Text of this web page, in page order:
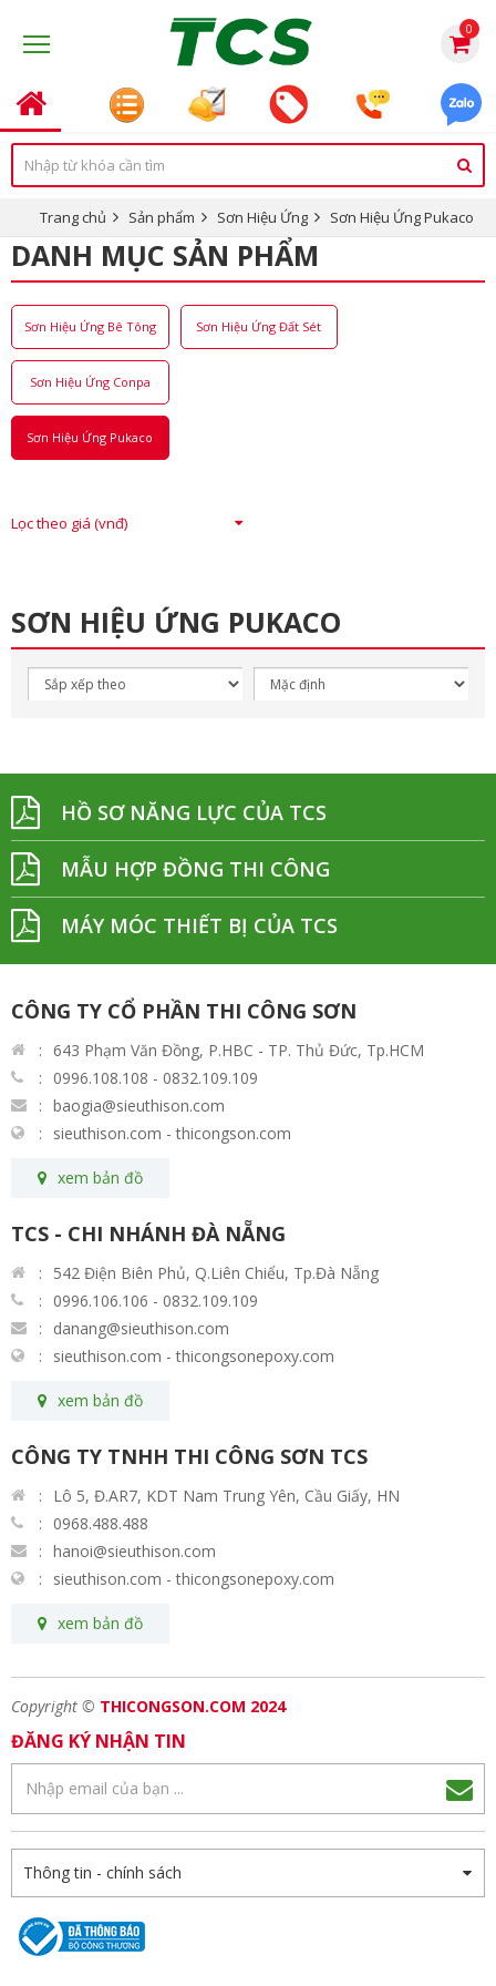
0
Trang chủ Sản phẩm Sơn Hiệu Ứng Sơn Hiệu Ứng Pukaco
DANH MỤC SẢN PHẨM
Sơn Hiệu Ứng Bê Tông
Sơn Hiệu Ứng Conpa
Sơn Hiệu Ứng Pukaco
Sơn Hiệu Ứng Đất Sét
Lọc theo giá (vnđ)
SƠN HIỆU ỨNG PUKACO
HỒ SƠ NĂNG LỰC CỦA TCS
MẪU HỢP ĐỒNG THI CÔNG
MÁY MÓC THIẾT BỊ CỦA TCS
CÔNG TY CỔ PHẦN THI CÔNG SƠN
643 Phạm Văn Đồng, P.HBC - TP. Thủ Đức, Tp.HCM
0996.108.108 - 0832.109.109
baogia@sieuthison.com
sieuthison.com - thicongson.com
xem bản đồ
TCS - CHI NHÁNH ĐÀ NẴNG
542 Điện Biên Phủ, Q.Liên Chiểu, Tp.Đà Nẵng
0996.106.106 - 0832.109.109
danang@sieuthison.com
sieuthison.com - thicongsonepoxy.com
xem bản đồ
CÔNG TY TNHH THI CÔNG SƠN TCS
Lô 5, Đ.AR7, KDT Nam Trung Yên, Cầu Giấy, HN
0968.488.488
hanoi@sieuthison.com
sieuthison.com - thicongsonepoxy.com
xem bản đồ
Copyright © THICONGSON.COM 2024
ĐĂNG KÝ NHẬN TIN
Thông tin - chính sách